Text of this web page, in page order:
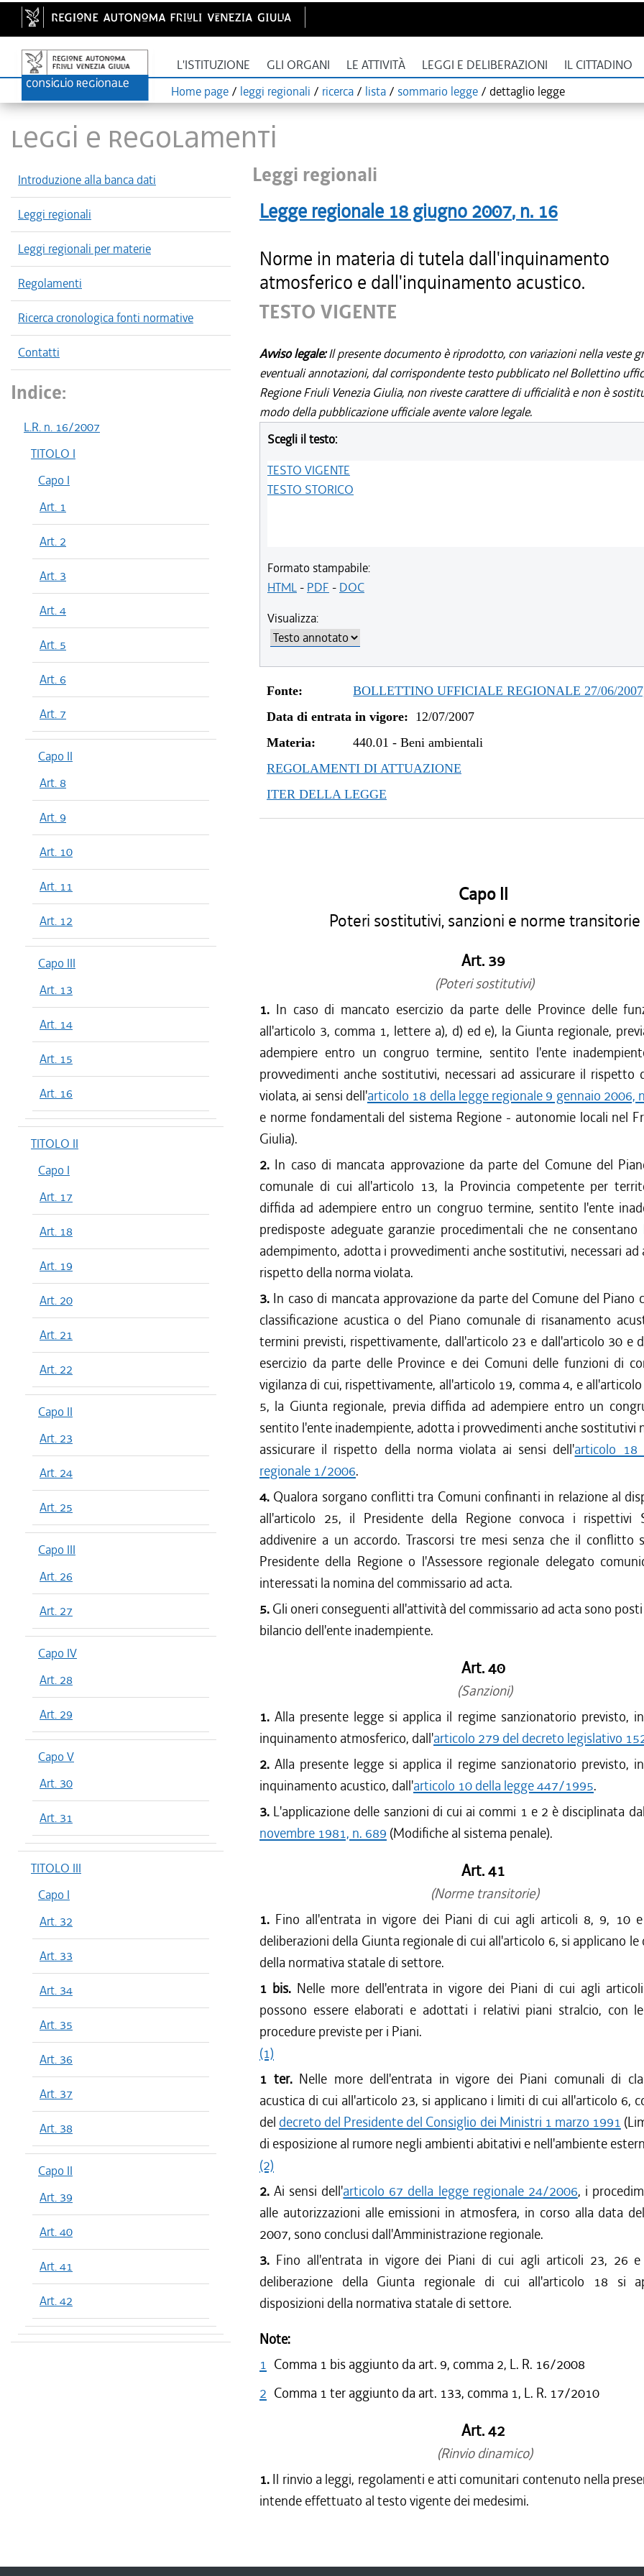
L'ISTITUZIONE GLI ORGANI LE ATTIVITÀ LEGGI E DELIBERAZIONI IL CITTADINO
Home page / leggi regionali / ricerca / lista / sommario legge / dettaglio legge
LEGGI E REGOLAMENTI
Introduzione alla banca dati
Leggi regionali
Leggi regionali per materie
Regolamenti
Ricerca cronologica fonti normative
Contatti
Indice:
L.R. n. 16/2007
TITOLO I
Capo I
Art. 1
Art. 2
Art. 3
Art. 4
Art. 5
Art. 6
Art. 7
Capo II
Art. 8
Art. 9
Art. 10
Art. 11
Art. 12
Capo III
Art. 13
Art. 14
Art. 15
Art. 16
TITOLO II
Capo I
Art. 17
Art. 18
Art. 19
Art. 20
Art. 21
Art. 22
Capo II
Art. 23
Art. 24
Art. 25
Capo III
Art. 26
Art. 27
Capo IV
Art. 28
Art. 29
Capo V
Art. 30
Art. 31
TITOLO III
Capo I
Art. 32
Art. 33
Art. 34
Art. 35
Art. 36
Art. 37
Art. 38
Capo II
Art. 39
Art. 40
Art. 41
Art. 42
Leggi regionali
Legge regionale 18 giugno 2007, n. 16
Norme in materia di tutela dall'inquinamento
atmosferico e dall'inquinamento acustico.
TESTO VIGENTE
Avviso legale:Il presente documento è riprodotto, con variazioni nella veste
eventuali annotazioni, dal corrispondente testo pubblicato nel Bollettino
Regione Friuli Venezia Giulia, non riveste carattere di ufficialità e non è
modo della pubblicazione ufficiale avente valore legale.
Scegli il testo:
TESTO VIGENTE
TESTO STORICO
Formato stampabile:
HTML- PDF - DOC
Visualizza:
Fonte:
BOLLETTINO UFFICIALE REGIONALE 27/06/
Data di entrata in vigore: 12/07/2007
Materia:
440.01 -Beni ambientali
REGOLAMENTI DI ATTUAZIONE
ITER DELLA LEGGE
Capo II
Poteri sostitutivi, sanzioni e norme transitorie
Art. 39
(Poteri sostitutivi)
1. In caso di mancato esercizio da parte delle Province delle
all'articolo 3, comma 1, lettere a), d) ed e), la Giunta regionale,
adempiere entro un congruo termine, sentito l'ente
provvedimenti anche sostitutivi, necessari ad assicurare il rispetto
violata, ai sensi dell'articolo 18 della legge regionale 9 gennaio 2006,
e norme fondamentali del sistema Regione - autonomie locali nel
Giulia).
2. In caso di mancata approvazione da parte del Comune del
comunale di cui all'articolo 13, la Provincia competente per
diffida ad adempiere entro un congruo termine, sentito l'ente
predisposte adeguate garanzie procedimentali che ne consentano
adempimento, adotta i provvedimenti anche sostitutivi, necessari ad
rispetto della norma violata.
3. In caso di mancata approvazione da parte del Comune del Piano
classificazione acustica o del Piano comunale di risanamento
termini previsti, rispettivamente, dall'articolo 23 e dall'articolo 30 e
esercizio da parte delle Province e dei Comuni delle funzioni di
vigilanza di cui, rispettivamente, all'articolo 19, comma 4, e
5, la Giunta regionale, previa diffida ad adempiere entro un
sentito l'ente inadempiente, adotta i provvedimenti anche sostitutivi
assicurare il rispetto della norma violata ai sensi dell'articolo 18
regionale 1/2006.
4. Qualora sorgano conflitti tra Comuni confinanti in relazione al
all'articolo 25, il Presidente della Regione convoca i rispettivi
addivenire a un accordo. Trascorsi tre mesi senza che il conflitto
Presidente della Regione o l'Assessore regionale delegato
interessati la nomina del commissario ad acta.
5. Gli oneri conseguenti all'attività del commissario ad acta sono posti
bilancio dell'ente inadempiente.
Art. 40
(Sanzioni)
1. Alla presente legge si applica il regime sanzionatorio previsto,
inquinamento atmosferico, dall'articolo 279 del decreto legislativo
2. Alla presente legge si applica il regime sanzionatorio previsto,
inquinamento acustico, dall'articolo 10 della legge 447/1995.
3. L'applicazione delle sanzioni di cui ai commi 1 e 2 è disciplinata
novembre 1981, n. 689 (Modifiche al sistema penale).
Art. 41
(Norme transitorie)
1. Fino all'entrata in vigore dei Piani di cui agli articoli 8, 9, 10
deliberazioni della Giunta regionale di cui all'articolo 6, si applicano le
della normativa statale di settore.
1 bis.Nelle more dell'entrata in vigore dei Piani di cui agli
possono essere elaborati e adottati i relativi piani stralcio, con
procedure previste per i Piani.
(1)
1 ter. Nelle more dell'entrata in vigore dei Piani comunali di
acustica di cui all'articolo 23, si applicano i limiti di cui all'articolo 6,
del decreto del Presidente del Consiglio dei Ministri 1 marzo 1991
di esposizione al rumore negli ambienti abitativi e nell'ambiente
(2)
2. Ai sensi dell'articolo 67 della legge regionale 24/2006, i
alle autorizzazioni alle emissioni in atmosfera, in corso alla data
2007, sono conclusi dall'Amministrazione regionale.
3. Fino all'entrata in vigore dei Piani di cui agli articoli 23, 26
deliberazione della Giunta regionale di cui all'articolo 18 si
disposizioni della normativa statale di settore.
Note:
1 Comma 1 bis aggiunto da art. 9, comma 2, L. R. 16/2008
2 Comma 1 ter aggiunto da art. 133, comma 1, L. R. 17/2010
Art. 42
(Rinvio dinamico)
1. Il rinvio a leggi, regolamenti e atti comunitari contenuto nella
intende effettuato al testo vigente dei medesimi.